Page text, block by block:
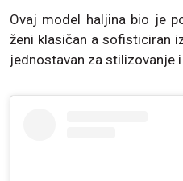
Ovaj model haljina bio je
ženi klasičan a sofisticiran
jednostavan za stilizovanje